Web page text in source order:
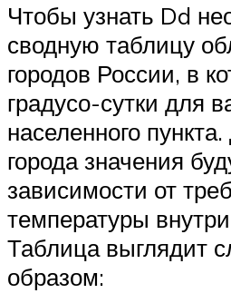
Чтобы узнать Dd
сводную таблицу
городов России, в
градусо-сутки для
населенного
города значения
зависимости от
температуры
Таблица выглядит
образом: